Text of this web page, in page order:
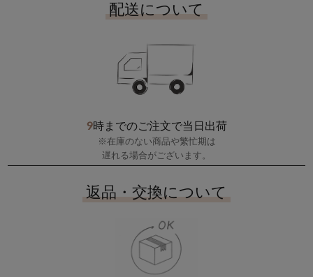
配送について
9時までのご注文で当日出荷
※在庫のない商品や繁忙期は
遅れる場合がございます。
返品・交換について